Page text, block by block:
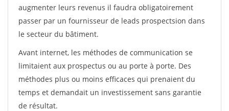
augmenter leurs revenus il faudra obligatoirement
passer par un fournisseur de leads prospectsion dans
le secteur du bâtiment.
Avant internet, les méthodes de communication se
limitaient aux prospectus ou au porte à porte. Des
méthodes plus ou moins efficaces qui prenaient du
temps et demandait un investissement sans garantie
de résultat.